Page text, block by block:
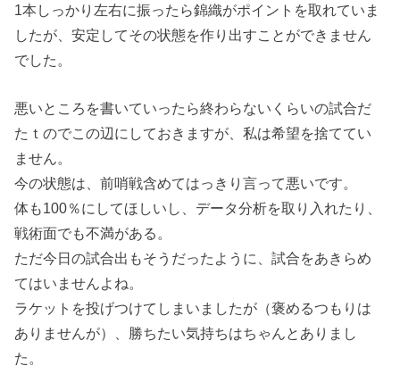
1本しっかり左右に振ったら錦織がポイントを取れていま
したが、安定してその状態を作り出すことができません
でした。
悪いところを書いていったら終わらないくらいの試合だ
たｔのでこの辺にしておきますが、私は希望を捨ててい
ません。
今の状態は、前哨戦含めてはっきり言って悪いです。
体も100％にしてほしいし、データ分析を取り入れたり、
戦術面でも不満がある。
ただ今日の試合出もそうだったように、試合をあきらめ
てはいませんよね。
ラケットを投げつけてしまいましたが（褒めるつもりは
ありませんが）、勝ちたい気持ちはちゃんとありまし
た。